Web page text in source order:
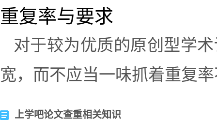
重复率与要求
对于较为优质的原创型学
宽，而不应当一味抓着重复
上学吧论文查重相关知识